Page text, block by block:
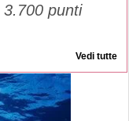
3.700 punti
Vedi tutte